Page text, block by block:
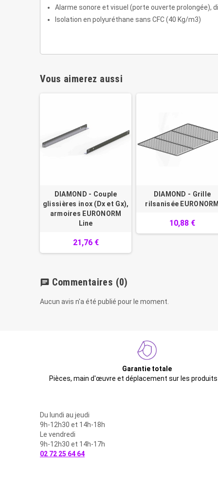
Alarme sonore et visuel (porte ouverte prolongée),
Isolation en polyuréthane sans CFC (40 Kg/m3)
Vous aimerez aussi
DIAMOND - Couple
glissières inox (Dx et Gx),
armoires EURONORM
Line
21,76 €
DIAMOND - Grille
rilsanisée
10,88 €
chat Commentaires (0)
Aucun avis n'a été publié pour le moment.
Garantie totale
Pièces, main d'œuvre et déplacement sur les
Du lundi au jeudi
9h-12h30 et 14h-18h
Le vendredi
9h-12h30 et 14h-17h
02 72 25 64 64